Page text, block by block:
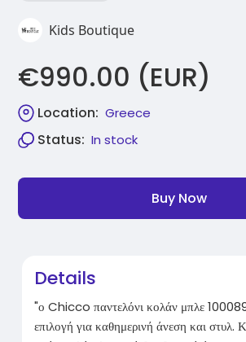
Kids Boutique
€990.00 (EUR)
Location: Greece
Status: In stock
Buy Now
Details
"ο Chicco παντελόνι κολάν μπλε 100089
επιλογή για καθημερινή άνεση και στυλ.